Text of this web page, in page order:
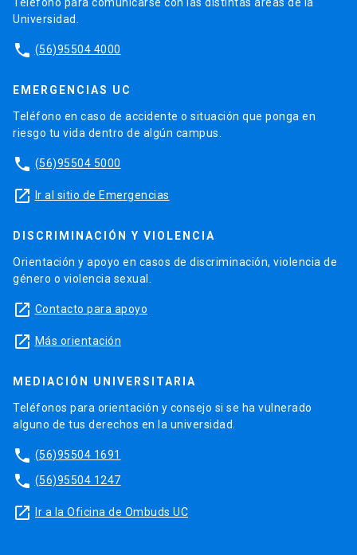
Teléfono para comunicarse con las distintas áreas de la
Universidad.
phone (56)95504 4000
EMERGENCIAS UC
Teléfono en caso de accidente o situación que ponga en
riesgo tu vida dentro de algún campus.
phone (56)95504 5000
launch Ir al sitio de Emergencias
DISCRIMINACIÓN Y VIOLENCIA
Orientación y apoyo en casos de discriminación, violencia de
género o violencia sexual.
launch Contacto para apoyo
launch Más orientación
MEDIACIÓN UNIVERSITARIA
Teléfonos para orientación y consejo si se ha vulnerado
alguno de tus derechos en la universidad.
phone (56)95504 1691
phone (56)95504 1247
launch Ir a la Oficina de Ombuds UC